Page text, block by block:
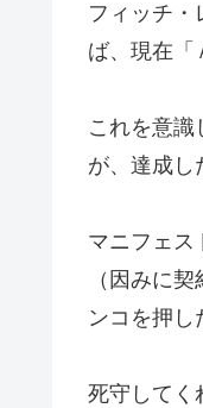
フィッチ
ば、現在「
これを意識
が、達成し
マニフェス
（因みに
ンコを押し
死守してく